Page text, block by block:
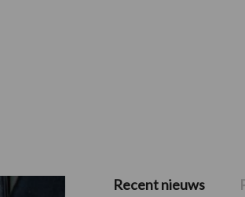
Primaire
Recent nieuws